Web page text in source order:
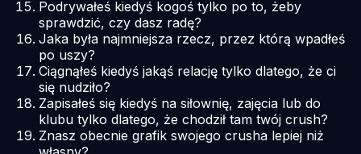
Podrywałeś kiedyś kogoś tylko po to, żeby
sprawdzić, czy dasz radę?
Jaka była najmniejsza rzecz, przez którą wpadłeś
po uszy?
Ciągnąłeś kiedyś jakąś relację tylko dlatego, że ci
się nudziło?
Zapisałeś się kiedyś na siłownię, zajęcia lub do
klubu tylko dlatego, że chodził tam twój crush?
Znasz obecnie grafik swojego crusha lepiej niż